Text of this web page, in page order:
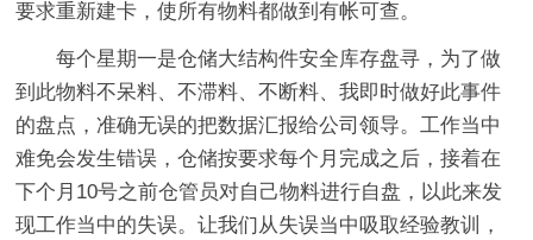
要求重新建卡，使所有物料都做到有帐可查。
每个星期一是仓储大结构件安全库存盘寻，为了做
到此物料不呆料、不滞料、不断料、我即时做好此事件
的盘点，准确无误的把数据汇报给公司领导。工作当中
难免会发生错误，仓储按要求每个月完成之后，接着在
下个月10号之前仓管员对自己物料进行自盘，以此来发
现工作当中的失误。让我们从失误当中吸取经验教训，